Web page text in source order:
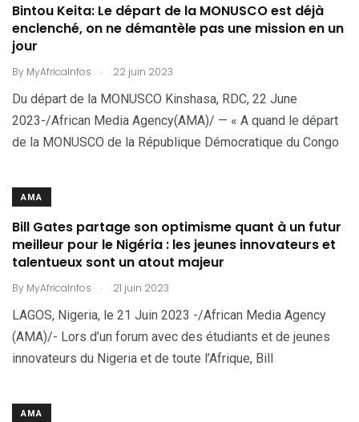
Bintou Keita: Le départ de la MONUSCO est déjà
enclenché, on ne démantèle pas une mission en un
jour
By MyAfricaInfos . 22 juin 2023
Du départ de la MONUSCO Kinshasa, RDC, 22 June
2023-/African Media Agency(AMA)/ — « A quand le départ
de la MONUSCO de la République Démocratique du Congo
AMA
Bill Gates partage son optimisme quant à un futur
meilleur pour le Nigéria : les jeunes innovateurs et
talentueux sont un atout majeur
By MyAfricaInfos . 21 juin 2023
LAGOS, Nigeria, le 21 Juin 2023 -/African Media Agency
(AMA)/- Lors d’un forum avec des étudiants et de jeunes
innovateurs du Nigeria et de toute l’Afrique, Bill
AMA